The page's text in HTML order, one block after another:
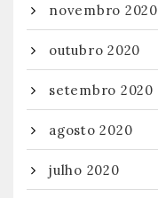
novembro 2020
outubro 2020
setembro 2020
agosto 2020
julho 2020